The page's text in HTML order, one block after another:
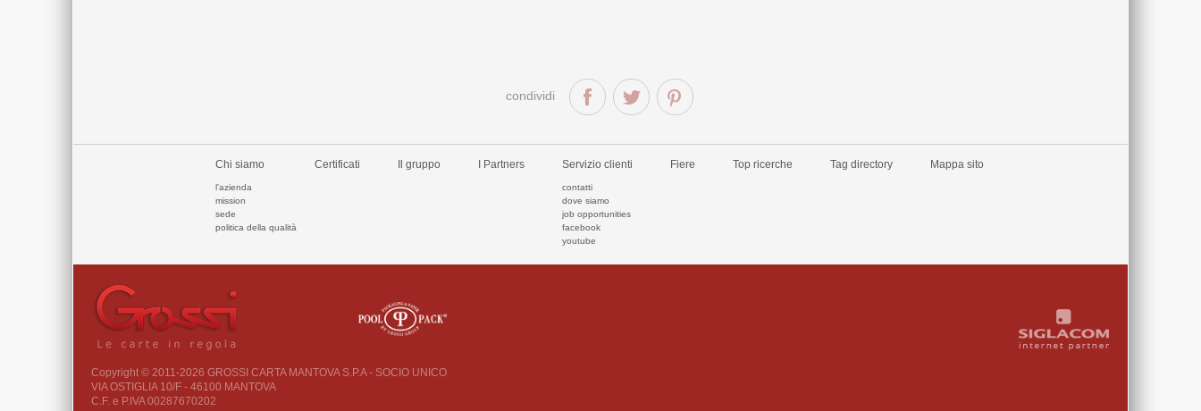
condividi
Chi siamo
l'azienda
mission
sede
politica della qualità
Certificati Il gruppo I Partners Servizio clienti
contatti
dove siamo
job opportunities
facebook
youtube
Fiere Top ricerche Tag directory Mappa sito
Copyright © 2011-2026 GROSSI CARTA MANTOVA S.P.A - SOCIO UNICO
VIA OSTIGLIA 10/F - 46100 MANTOVA
C.F. e P.IVA 00287670202